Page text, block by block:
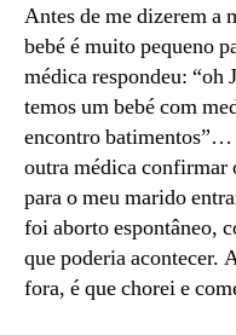
Antes de me dizerem a
bebé é muito pequeno
médica respondeu: “oh
temos um bebé com
encontro batimentos”…
outra médica confirmar
para o meu marido
foi aborto espontâneo,
que poderia acontecer.
fora, é que chorei e